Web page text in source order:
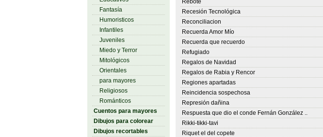
Fantasía
Humoristicos
Infantiles
Juveniles
Miedo y Terror
Mitológicos
Orientales
para mayores
Religiosos
Románticos
Cuentos para mayores
Dibujos para colorear
Dibujos recortables
Rebote
Recesión Tecnológica
Reconciliacion
Recuerda Amor Mío
Recuerda que recuerdo
Refugiado
Regalos de Navidad
Regalos de Rabia y Rencor
Regiones apartadas
Reincidencia sospechosa
Represión dañina
Respuesta que dio el conde Fernán González ..
Rikki-tikki-tavi
Riquet el del copete